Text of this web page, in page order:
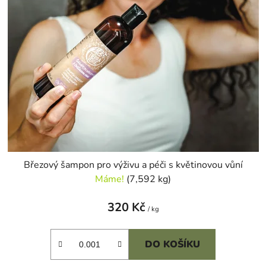
ů
Březový šampon pro výživu a péči s květinovou vůní
Máme! (7,592 kg)
320 Kč / kg
DO KOŠÍKU